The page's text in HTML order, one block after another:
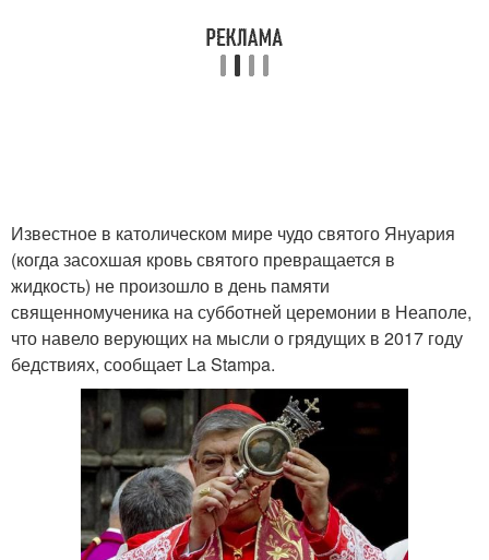
Известное в католическом мире чудо святого Януария
(когда засохшая кровь святого превращается в
жидкость) не произошло в день памяти
священномученика на субботней церемонии в Неаполе,
что навело верующих на мысли о грядущих в 2017 году
бедствиях, сообщает La Stampa.